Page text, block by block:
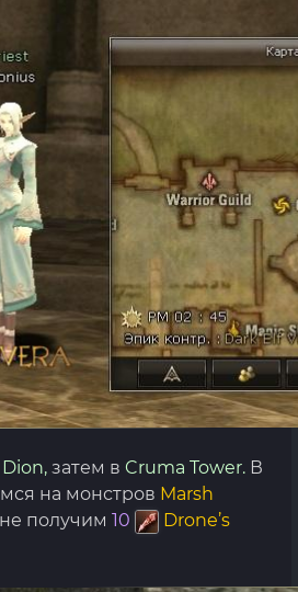
затем в Cruma Tower. В
на монстров Marsh
получим 10
Drone’s